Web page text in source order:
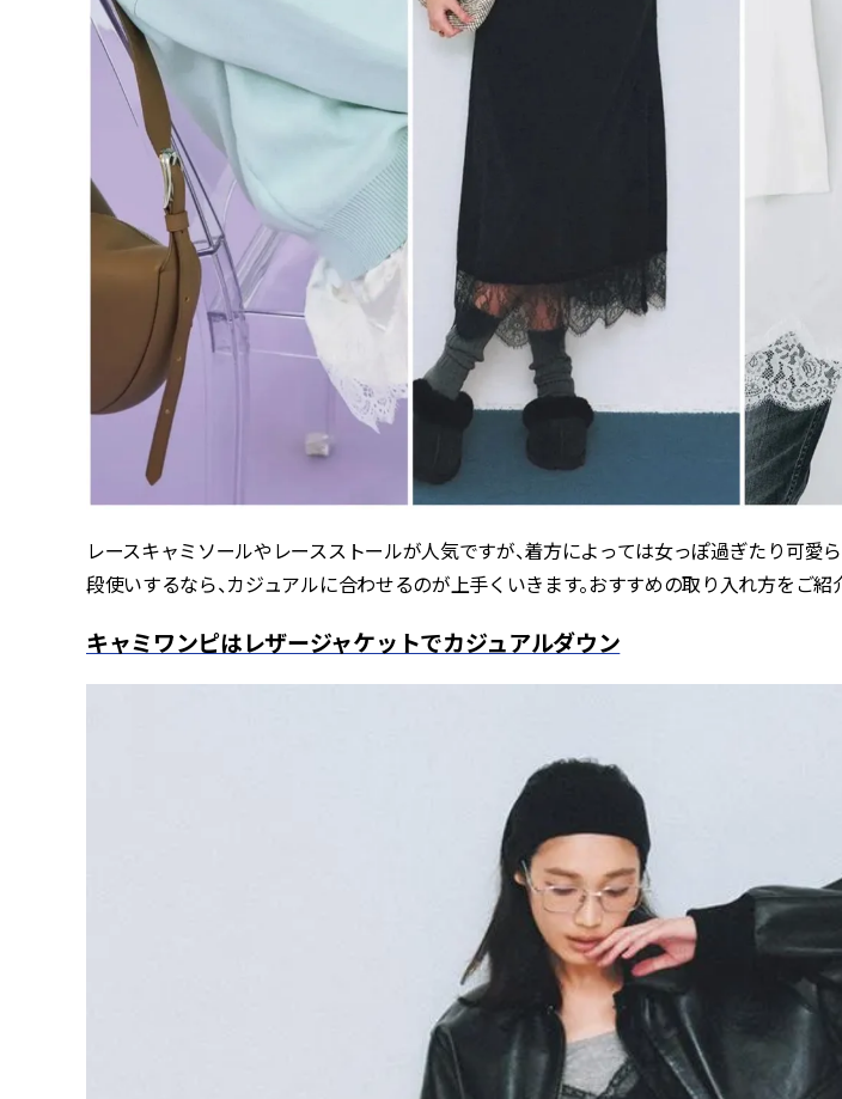
レースキャミソールやレースストールが人気ですが、着方によっては女っぽ過ぎたり可愛
段使いするなら、カジュアルに合わせるのが上手くいきます。おすすめの取り入れ方をご紹
キャミワンピはレザージャケットでカジュアルダウン
【落ちない名品リップ10選】塗
り直しできない・皮むけしやす
いetc.悩みをクリア | CLASSY.[ク
朝の“寝ぐせ直し”はもういらな
い！夜に仕込む「ヘアケア家
電」3選 | CLASSY.[クラッシィ]
Aug, 7, 2026
冷房・紫外線etc...「夏の隠れ乾
燥」を防ぐ【ベタつかない名品
クリーム】3選＜30代のベストコ
スメ＞ | CLASSY.[クラッシィ]